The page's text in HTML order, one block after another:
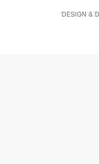
DESIGN &